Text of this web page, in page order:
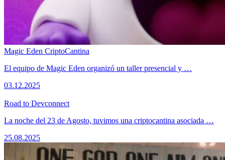
Magic Eden CriptoCantina
El equipo de Magic Eden organizó un taller presencial y …
03.12.2025
Road to Devconnect
La noche del 23 de Agosto, tuvimos una criptocantina asociada …
25.08.2025